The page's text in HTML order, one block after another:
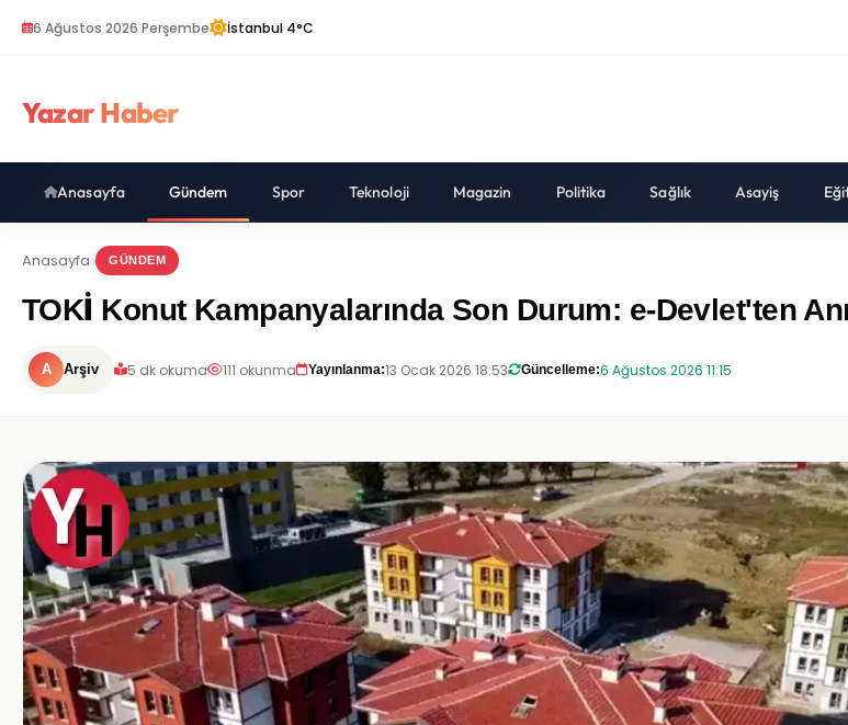
6 Ağustos 2026 Perşembe İstanbul 4°C
Yazar Haber
Anasayfa Gündem Spor Teknoloji Magazin Politika Sağlık Asayiş
Anasayfa GÜNDEM
TOKİ Konut Kampanyalarında Son Durum: e-Devlet'ten
A Arşiv 5 dk okuma 111 okunma Yayınlanma:13 Ocak 2026 18:53 Güncelleme:6 Ağustos 2026 11:15